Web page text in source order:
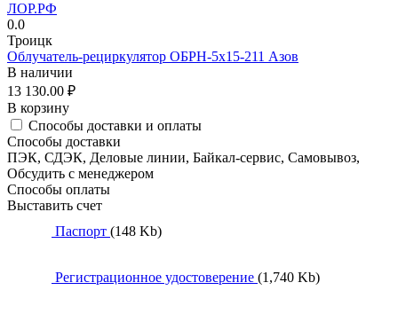
ЛОР.РФ
0.0
Троицк
Облучатель-рециркулятор ОБРН-5x15-211 Азов
В наличии
13 130.00 ₽
В корзину
Способы доставки и оплаты
Способы доставки
ПЭК, СДЭК, Деловые линии, Байкал-сервис, Самовывоз,
Обсудить с менеджером
Способы оплаты
Выставить счет
Паспорт (148 Kb)
Регистрационное удостоверение (1,740 Kb)